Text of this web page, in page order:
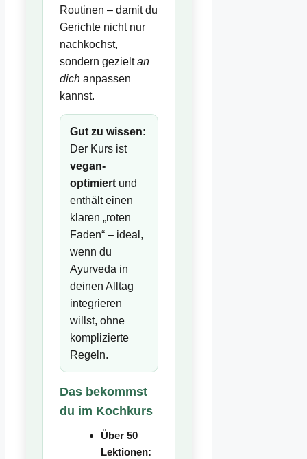
Routinen – damit du
Gerichte nicht nur
nachkochst,
sondern gezieltan
dich anpassen
kannst.
Gut zu wissen:
Der Kurs ist
vegan-
optimiert und
enthält einen
klaren „roten
Faden“ – ideal,
wenn du
Ayurveda in
deinen Alltag
integrieren
willst, ohne
komplizierte
Regeln.
Das bekommst
du im Kochkurs
Über 50
Lektionen: